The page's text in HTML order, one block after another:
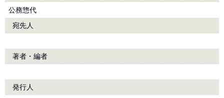
公務惣代
宛先人
著者・編者
発行人